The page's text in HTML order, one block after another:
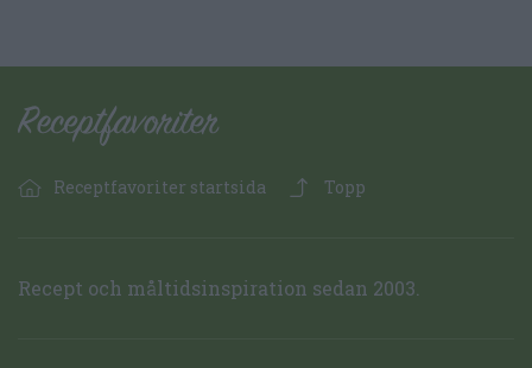
Receptfavoriter startsida Topp
Recept och måltidsinspiration sedan 2003.